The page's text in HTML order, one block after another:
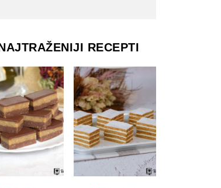
RECEPTI